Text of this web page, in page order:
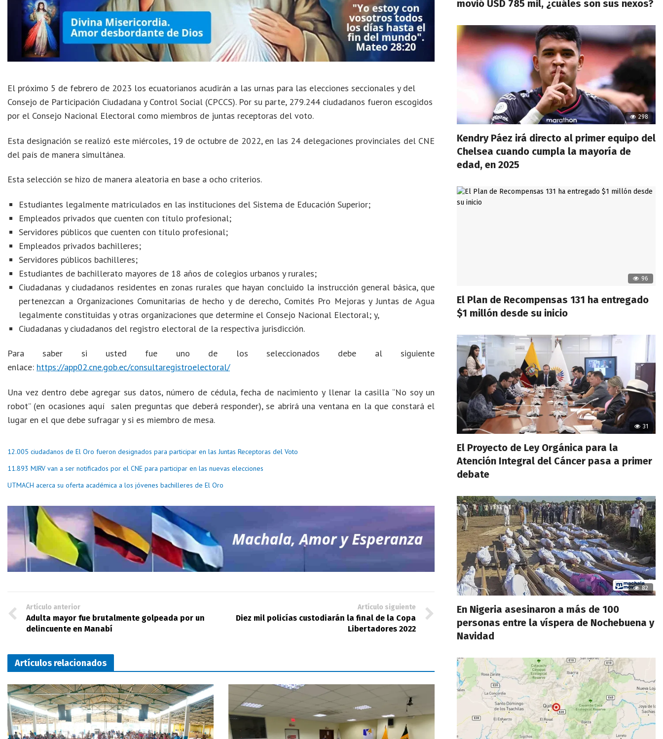
El próximo 5 de febrero de 2023 los ecuatorianos acudirán a las urnas para las elecciones seccionales y del
Consejo de Participación Ciudadana y Control Social (CPCCS). Por su parte, 279.244 ciudadanos fueron escogidos
por el Consejo Nacional Electoral como miembros de juntas receptoras del voto.
Esta designación se realizó este miércoles, 19 de octubre de 2022, en las 24 delegaciones provinciales del CNE
del país de manera simultánea.
Esta selección se hizo de manera aleatoria en base a ocho criterios.
Estudiantes legalmente matriculados en las instituciones del Sistema de Educación Superior;
Empleados privados que cuenten con título profesional;
Servidores públicos que cuenten con título profesional;
Empleados privados bachilleres;
Servidores públicos bachilleres;
Estudiantes de bachillerato mayores de 18 años de colegios urbanos y rurales;
Ciudadanas y ciudadanos residentes en zonas rurales que hayan concluido la instrucción general básica, que
pertenezcan a Organizaciones Comunitarias de hecho y de derecho, Comités Pro Mejoras y Juntas de Agua
legalmente constituidas y otras organizaciones que determine el Consejo Nacional Electoral; y,
Ciudadanas y ciudadanos del registro electoral de la respectiva jurisdicción.
Para saber si usted fue uno de los seleccionados debe al siguiente
enlace: https://app02.cne.gob.ec/consultaregistroelectoral/
Una vez dentro debe agregar sus datos, número de cédula, fecha de nacimiento y llenar la casilla “No soy un
robot” (en ocasiones aquí salen preguntas que deberá responder), se abrirá una ventana en la que constará el
lugar en el que debe sufragar y si es miembro de mesa.
12.005 ciudadanos de El Oro fueron designados para participar en las Juntas Receptoras del Voto
11.893 MJRV van a ser notificados por el CNE para participar en las nuevas elecciones
UTMACH acerca su oferta académica a los jóvenes bachilleres de El Oro
Artículo anterior
Adulta mayor fue brutalmente golpeada por un
delincuente en Manabí
Artículo siguiente
Diez mil policías custodiarán la final de la Copa
Libertadores 2022
Artículos relacionados
movió USD 785 mil, ¿cuáles son sus nexos?
298
Kendry Páez irá directo al primer equipo del
Chelsea cuando cumpla la mayoría de
edad, en 2025
96
El Plan de Recompensas 131 ha entregado
$1 millón desde su inicio
31
El Proyecto de Ley Orgánica para la
Atención Integral del Cáncer pasa a primer
debate
82
En Nigeria asesinaron a más de 100
personas entre la víspera de Nochebuena y
Navidad